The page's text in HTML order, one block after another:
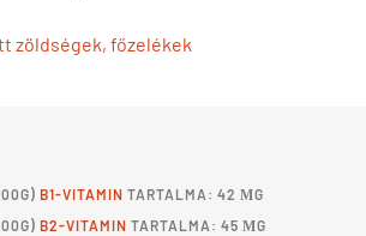
zöldségek, főzelékek
B1-VITAMIN TARTALMA: 42 ΜG
B2-VITAMIN TARTALMA: 45 ΜG